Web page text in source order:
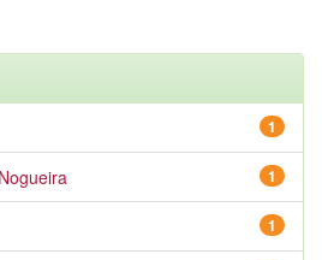
1
1
1